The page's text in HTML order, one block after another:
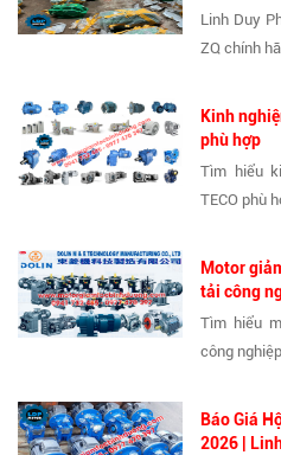
Linh Duy
ZQ chính
Kinh
phù hợp
Tìm hiểu
TECO phù
Motor
tải công
Tìm hiểu
công
Báo Giá
2026 |